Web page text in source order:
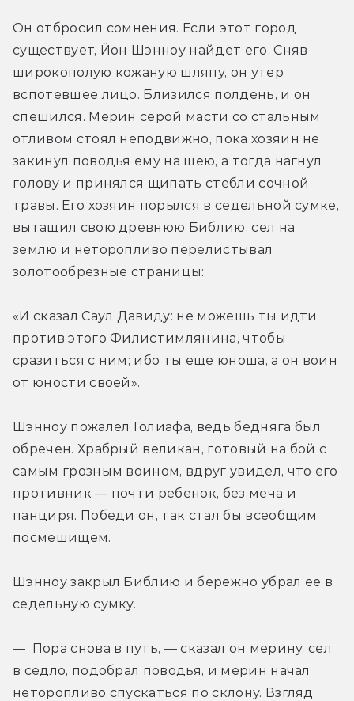
Он отбросил сомнения. Если этот город
существует, Йон Шэнноу найдет его. Сняв
широкополую кожаную шляпу, он утер
вспотевшее лицо. Близился полдень, и он
спешился. Мерин серой масти со стальным
отливом стоял неподвижно, пока хозяин не
закинул поводья ему на шею, а тогда нагнул
голову и принялся щипать стебли сочной
травы. Его хозяин порылся в седельной сумке,
вытащил свою древнюю Библию, сел на
землю и неторопливо перелистывал
золотообрезные страницы:
«И сказал Саул Давиду: не можешь ты идти
против этого Филистимлянина, чтобы
сразиться с ним; ибо ты еще юноша, а он воин
от юности своей».
Шэнноу пожалел Голиафа, ведь бедняга был
обречен. Храбрый великан, готовый на бой с
самым грозным воином, вдруг увидел, что его
противник — почти ребенок, без меча и
панциря. Победи он, так стал бы всеобщим
посмешищем.
Шэнноу закрыл Библию и бережно убрал ее в
седельную сумку.
— Пора снова в путь, — сказал он мерину, сел
в седло, подобрал поводья, и мерин начал
неторопливо спускаться по склону. Взгляд